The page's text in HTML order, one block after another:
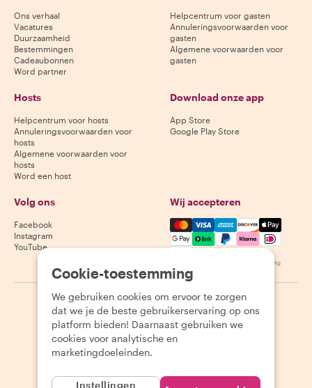
Ons verhaal
Vacatures
Duurzaamheid
Bestemmingen
Cadeaubonnen
Word partner
Helpcentrum voor gasten
Annuleringsvoorwaarden voor
gasten
Algemene voorwaarden voor
gasten
Hosts
Helpcentrum voor hosts
Annuleringsvoorwaarden voor
hosts
Algemene voorwaarden voor
hosts
Word een host
Download onze app
App Store
Google Play Store
Volg ons
Facebook
Instagram
YouTube
Wij accepteren
Mastercard, Visa, Amex,
Beschikbaarheid varieert per bestemming
2026 Withlocals.com Privacybeleid Cookies
Cookie-toestemming
We gebruiken cookies om ervoor te zorgen
dat we je de beste gebruikerservaring op ons
platform bieden! Daarnaast gebruiken we
cookies voor analytische en
marketingdoeleinden.
Instellingen